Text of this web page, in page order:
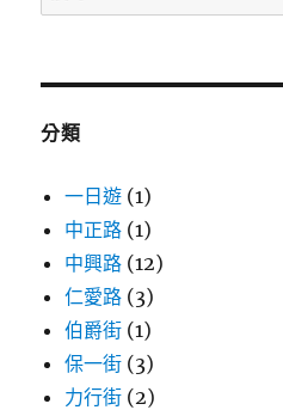
尋
鍵
分類
一日遊 (1)
中正路 (1)
中興路 (12)
仁愛路 (3)
伯爵街 (1)
保一街 (3)
力行街 (2)